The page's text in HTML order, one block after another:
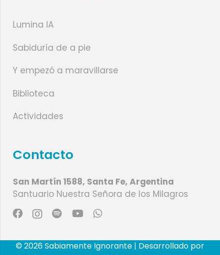
Lumina IA
Sabiduría de a pie
Y empezó a maravillarse
Biblioteca
Actividades
Contacto
San Martín 1588, Santa Fe, Argentina
Santuario Nuestra Señora de los Milagros
© 2026 Sabiamente Ignorante | Desarrollado por